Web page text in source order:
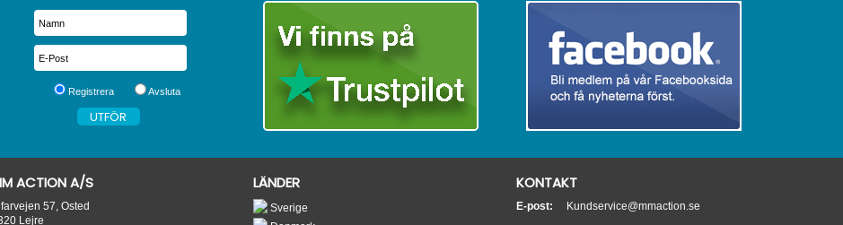
Registrera Avsluta
ACTION A/S
57, Osted
Lejre
LÄNDER
Sverige
KONTAKT
E-post: Kundservice@mmaction.se